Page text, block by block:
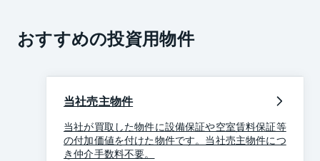
おすすめの投資用物件
当社売主物件
当社が買取した物件に設備保証や空室賃料保証等
の付加価値を付けた物件です。当社売主物件につ
き仲介手数料不要。